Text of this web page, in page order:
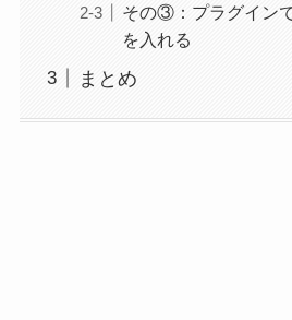
その③：プラグイン
を入れる
まとめ